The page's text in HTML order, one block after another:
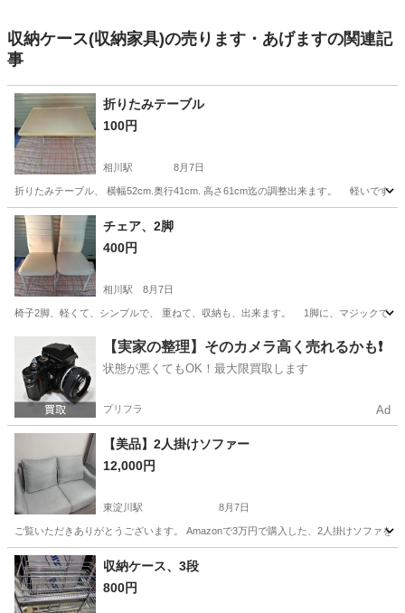
収納ケース(収納家具)の売ります・あげますの関連記
事
折りたみテーブル
100円
相川駅 8月7日
折りたみテーブル、 横幅52cm.奥行41cm. 高さ61cm迄の調整出来ます。 軽いです。
大阪 大阪市 テーブル
チェア、2脚
400円
相川駅 8月7日
椅子2脚、軽くて、シンプルで、 重ねて、収納も、出来ます。 1脚に、マジックで、
相川駅 椅子 引き
【実家の整理】そのカメラ高く売れるかも❗️
状態が悪くてもOK！最大限買取します
プリフラ Ad
【美品】2人掛けソファー
12,000円
東淀川駅 8月7日
ご覧いただきありがとうございます。 Amazonで3万円で購入した、2人掛けソファ
大阪 大阪市 東淀川駅 ソファ
収納ケース、3段
800円